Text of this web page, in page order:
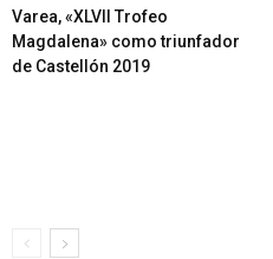
Varea, «XLVII Trofeo
Magdalena» como triunfador
de Castellón 2019